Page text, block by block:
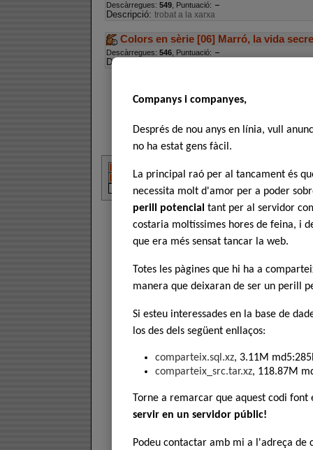
Descàrregues: 549, Puntuació:
Descripció: trobat a la xarxa
Colors en sèrie [06] Marró, la vida
Descàrregues: 546, Puntuació:
Descripció:
Companys i companyes,
Després de nou anys en línia, vull
no ha estat gens fàcil.
La principal raó per al tancament és
necessita molt d'amor per a poder
perill potencial tant per al servidor
costaria moltíssimes hores de feina, i
que era més sensat tancar la web.
Totes les pàgines que hi ha a
manera que deixaran de ser un perill
Si esteu interessades en la base de
los des dels següent enllaços:
comparteix.sql.xz, 3.11M
comparteix_src.tar.xz, 118.87M
Torne a remarcar que aquest codi
servir en un servidor públic!
Podeu contactar amb mi a l'adreça de